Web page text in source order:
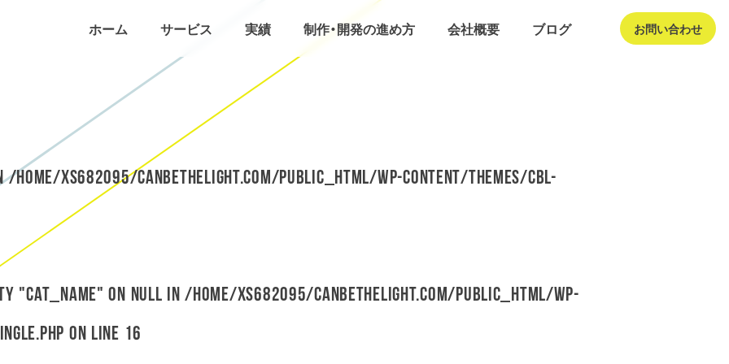
ホーム サービス 実績 制作・開発の進め方 会社概要 ブログ お問い合わせ
/home/xs682095/canbethelight.com/public_html/wp-content/themes/cbl-
"cat_name" on null in/home/xs682095/canbethelight.com/public_html/wp-
on line 16